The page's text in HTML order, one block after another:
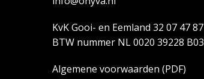
KvK Gooi- en Eemland 32 07 47 87
BTW nummer NL 0020 39228 B03
Algemene voorwaarden (PDF)